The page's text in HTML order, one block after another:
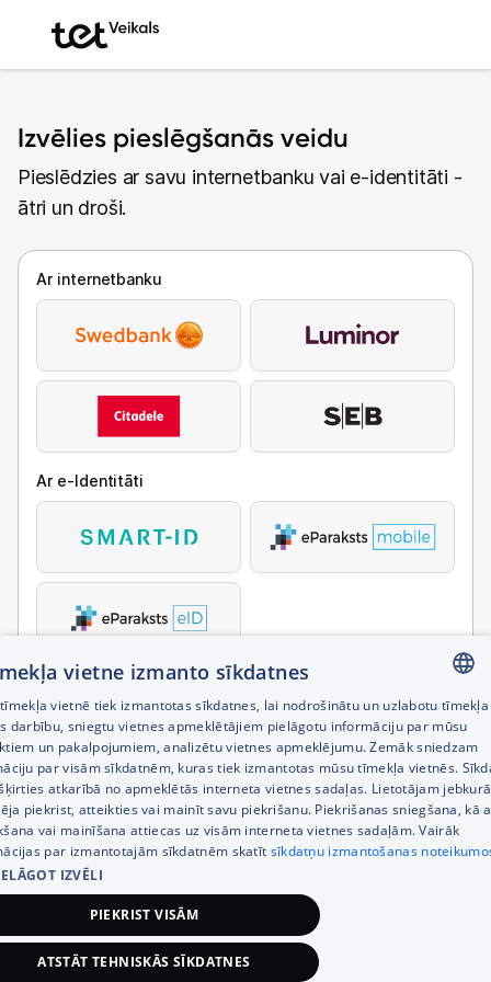
Izvēlies pieslēgšanās veidu
Pieslēdzies ar savu internetbanku vai e-identitāti -
ātri un droši.
Ar internetbanku
Ar e-Identitāti
LATVIAN
RUSSIAN
ENGLISH
vietne izmanto sīkdatnes
vietnē tiek izmantotas sīkdatnes, lai nodrošinātu un uzlabotu tīmekļa
darbību, sniegtu vietnes apmeklētājiem pielāgotu informāciju par mūsu
un pakalpojumiem, analizētu vietnes apmeklējumu. Zemāk sniedzam
par visām sīkdatnēm, kuras tiek izmantotas mūsu tīmekļa vietnēs.
atkarībā no apmeklētās interneta vietnes sadaļas. Lietotājam
piekrist, atteikties vai mainīt savu piekrišanu. Piekrišanas sniegšana, kā
vai mainīšana attiecas uz visām interneta vietnes sadaļām. Vairāk
par izmantotajām sīkdatnēm skatīt sīkdatņu izmantošanas
IZVĒLI
PIEKRIST VISĀM
ATSTĀT TEHNISKĀS SĪKDATNES